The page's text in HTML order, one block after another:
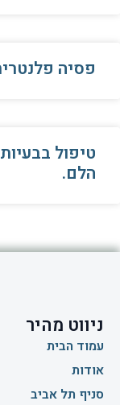
פסיה
טיפול
הלם.
ניווט מהיר
עמוד הבית
אודות
סניף תל אביב